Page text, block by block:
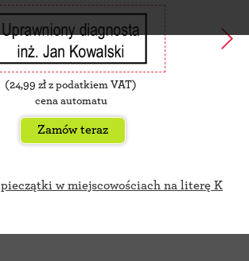
(24,99 zł z podatkiem VAT)
cena automatu
Zamów teraz
pieczątki w miejscowościach na literę K